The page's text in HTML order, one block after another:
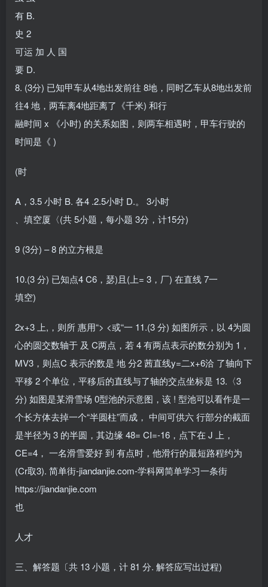
有 B.
史 2
可运 加 人 国
要 D.
8. (3分) 已知甲车从4地出发前往 8地，同时乙车从8地出发前
往4 地，两车离4地距离了《千米) 和行
融时间 x 《小时) 的关系如图，则两车相遇时，甲车行驶的
时间是《 )
(时
A，3.5 小时 B. 各4 .2.5小时 D.。 3小时
、填空厦〈(共 5小题，每小题 3分，计15分)
9 (3分) – 8 的立方根是
10.(3 分) 已知点4 C6，瑟)且(上= 3，厂) 在直线 7一
填空)
2x+3 上,，则所 惠用“> <或“一 11.(3 分) 如图所示，以 4为圆
心的圆交数轴于 及 C两点，若 4 有两点表示的数分别为 1，
MV3，则点C 表示的数是 地 分2 茜直线y=二x+6洽 了轴向下
平移 2 个单位，平移后的直线与了轴的交点坐标是 13.〈3
分) 如图是某滑雪场 0型池的示意图，该 ! 型池可以看作是一
个长方体去掉一个“半圆柱”而成， 中间可供六 行部分的截面
是半径为 3 的半圆，其边缘 48= CI=-16，点下在 J 上，
CE=4， 一名滑雪爱好 到 有点时，他滑行的最短路程约为
(Cr取3). 简单街-jiandanjie.com-学科网简单学习一条街
https://jiandanjie.com
也
人才
三、解答题〔共 13 小题，计 81 分. 解答应写出过程)